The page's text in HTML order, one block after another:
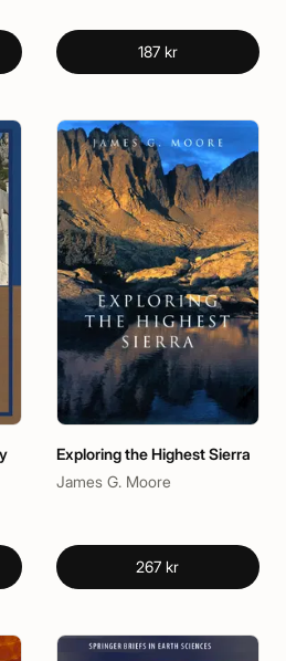
187 kr
Exploring the Highest Sierra
James G. Moore
267 kr